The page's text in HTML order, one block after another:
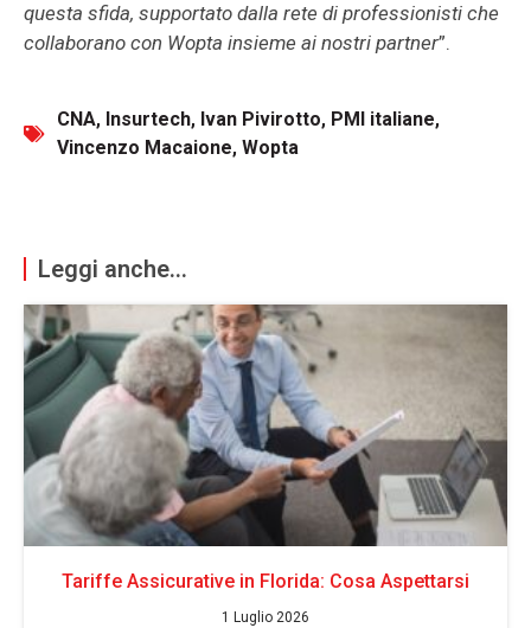
questa sfida, supportato dalla rete di professionisti che
collaborano con Wopta insieme ai nostri partner”.
CNA, Insurtech, Ivan Pivirotto, PMI italiane,
Vincenzo Macaione, Wopta
Leggi anche...
Tariffe Assicurative in Florida: Cosa Aspettarsi
1 Luglio 2026